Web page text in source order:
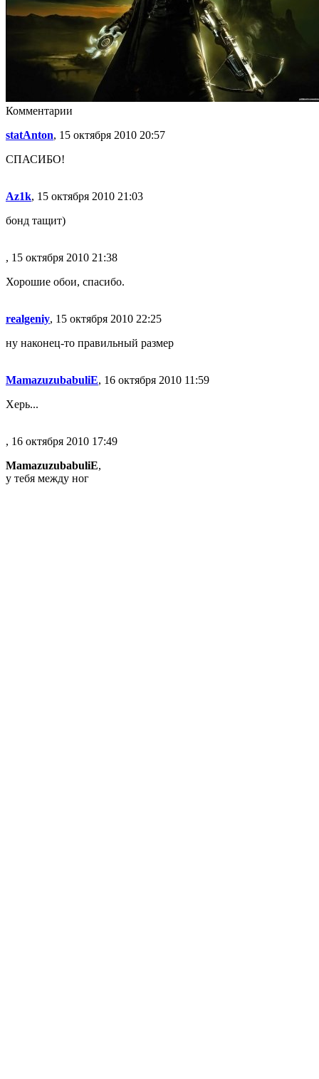
Комментарии
statAnton, 15 октября 2010 20:57
СПАСИБО!
Az1k, 15 октября 2010 21:03
бонд тащит)
, 15 октября 2010 21:38
Хорошие обои, спасибо.
realgeniy, 15 октября 2010 22:25
ну наконец-то правильный размер
MamazuzubabuliE, 16 октября 2010 11:59
Херь...
, 16 октября 2010 17:49
MamazuzubabuliE,
у тебя между ног